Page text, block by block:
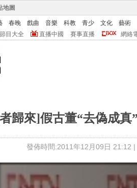
地圖
春晚 戲曲 音樂 科教 青少 文化
藝術
節目大全 直播中國 賽事直播 網絡
歸來]假古董“去偽成
發佈時間:2011年12月09日 21:12 |